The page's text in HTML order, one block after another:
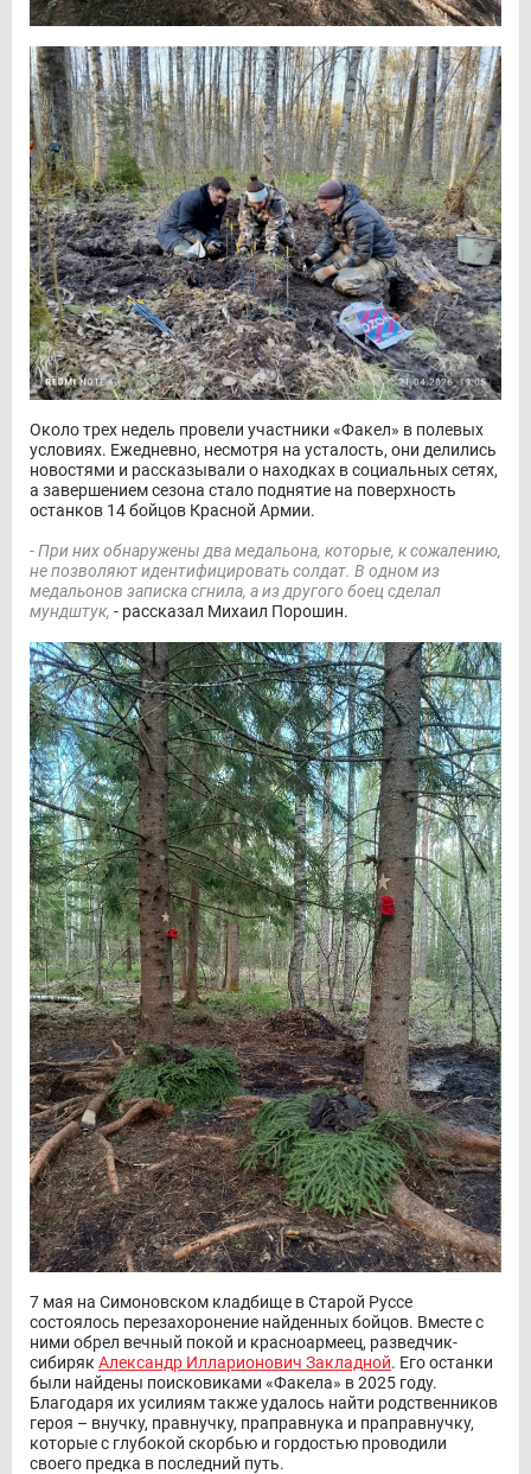
Около трех недель провели участники «Факел» в полевых
условиях. Ежедневно, несмотря на усталость, они делились
новостями и рассказывали о находках в социальных сетях,
а завершением сезона стало поднятие на поверхность
останков 14 бойцов Красной Армии.
- При них обнаружены два медальона, которые, к сожалению,
не позволяют идентифицировать солдат. В одном из
медальонов записка сгнила, а из другого боец сделал
мундштук, - рассказал Михаил Порошин.
7 мая на Симоновском кладбище в Старой Руссе
состоялось перезахоронение найденных бойцов. Вместе с
ними обрел вечный покой и красноармеец, разведчик-
сибиряк Александр Илларионович Закладной. Его останки
были найдены поисковиками «Факела» в 2025 году.
Благодаря их усилиям также удалось найти родственников
героя – внучку, правнучку, праправнука и праправнучку,
которые с глубокой скорбью и гордостью проводили
своего предка в последний путь.